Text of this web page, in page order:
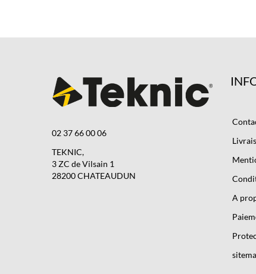
02 37 66 00 06
TEKNIC,
3 ZC de Vilsain 1
28200 CHATEAUDUN
A